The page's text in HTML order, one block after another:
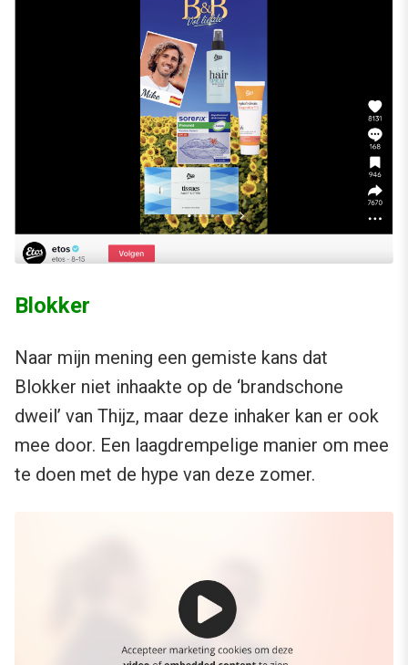
Blokker
Naar mijn mening een gemiste kans dat
Blokker niet inhaakte op de ‘brandschone
dweil’ van Thijz, maar deze inhaker kan er ook
mee door. Een laagdrempelige manier om mee
te doen met de hype van deze zomer.